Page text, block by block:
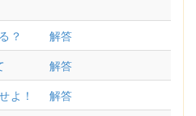
？
解答
解答
よ！
解答